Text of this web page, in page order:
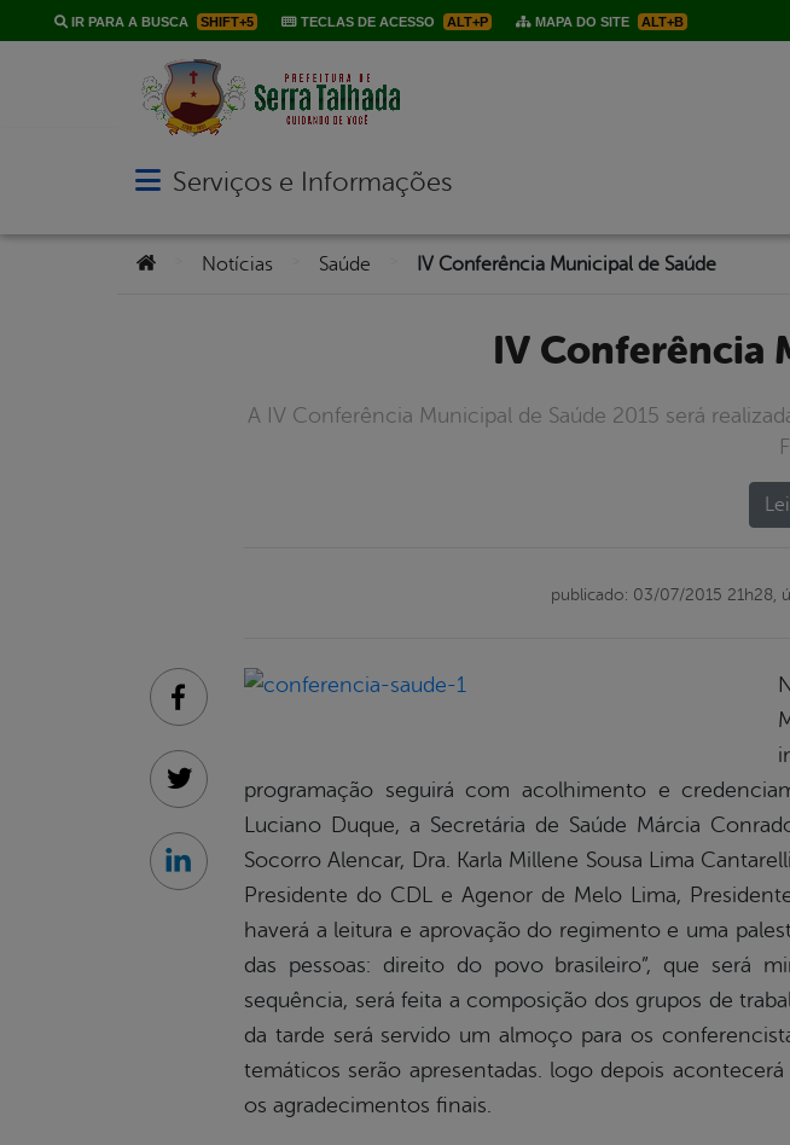
IR PARA A BUSCA SHIFT+5 TECLAS DE ACESSO ALT+P MAPA DO SITE ALT+B
Abrir menu principal de navegação
Serviços e Informações
Você está aqui:
Notícias Saúde IV Conferência Municipal de Saúde
IV Conferência
A IV Conferência Municipal de Saúde 2015 será
publicado: 03/07/2015 21h28,
programação seguirá com acolhimento e
Luciano Duque, a Secretária de Saúde Márcia
Socorro Alencar, Dra. Karla Millene Sousa Lima
Presidente do CDL e Agenor de Melo Lima,
haverá a leitura e aprovação do regimento e uma
das pessoas: direito do povo brasileiro”, que será
sequência, será feita a composição dos grupos de
da tarde será servido um almoço para os
temáticos serão apresentadas. logo depois
os agradecimentos finais.
Facebook
Twitter
Linkedin